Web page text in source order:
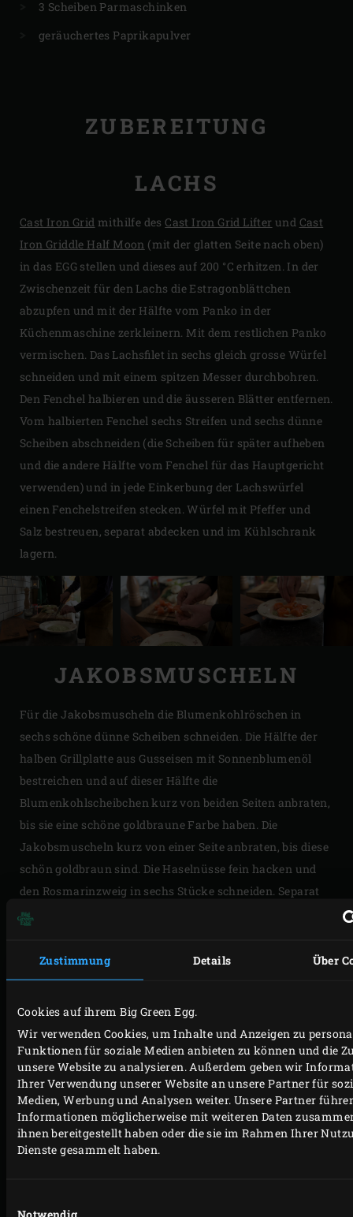
Zustimmung Details Über
Cookies auf ihrem Big Green Egg.
Wir verwenden Cookies, um Inhalte und Anzeigen zu
Funktionen für soziale Medien anbieten zu können und die
unsere Website zu analysieren. Außerdem geben wir
Ihrer Verwendung unserer Website an unsere Partner für
Medien, Werbung und Analysen weiter. Unsere Partner
Informationen möglicherweise mit weiteren Daten
ihnen bereitgestellt haben oder die sie im Rahmen Ihrer
Dienste gesammelt haben.
3 Scheiben Parmaschinken
geräuchertes Paprikapulver
ZUBEREITUNG
LACHS
Cast Iron Grid mithilfe desCast Iron Grid Lifter und Cast
Iron Griddle Half Moon (mit der glatten Seite nach oben)
in das EGG stellen und dieses auf 200 °C erhitzen. In der
Zwischenzeit für den Lachs die Estragonblättchen
abzupfen und mit der Hälfte vom Panko in der
Küchenmaschine zerkleinern. Mit dem restlichen Panko
vermischen. Das Lachsfilet in sechs gleich grosse Würfel
schneiden und mit einem spitzen Messer durchbohren.
Den Fenchel halbieren und die äusseren Blätter entfernen.
Vom halbierten Fenchel sechs Streifen und sechs dünne
Scheiben abschneiden (die Scheiben für später aufheben
und die andere Hälfte vom Fenchel für das Hauptgericht
verwenden) und in jede Einkerbung der Lachswürfel
einen Fenchelstreifen stecken. Würfel mit Pfeffer und
Salz bestreuen, separat abdecken und im Kühlschrank
lagern.
JAKOBSMUSCHELN
Für die Jakobsmuscheln die Blumenkohlröschen in
sechs schöne dünne Scheiben schneiden. Die Hälfte der
halben Grillplatte aus Gusseisen mit Sonnenblumenöl
bestreichen und auf dieser Hälfte die
Blumenkohlscheibchen kurz von beiden Seiten anbraten,
bis sie eine schöne goldbraune Farbe haben. Die
Jakobsmuscheln kurz von einer Seite anbraten, bis diese
schön goldbraun sind. Die Haselnüsse fein hacken und
den Rosmarinzweig in sechs Stücke schneiden. Separat
im Kühlschrank oder, bei Bedarf, abgedeckt bei
SEEZUNGENRÖLLCHEN
Für die Seezungenröllchen die Seezungenfilets kurz von
einer Seite auf der halben Grillplatte aus Gusseisen
anbraten. Die Filets brauchen nicht zu garen. Zum Grillen
des Kalbskarrees nehmen Sie die halbe Grillplatte aus
Gusseisen mit dem Grillhandschuh vom Rost, legen das
kurz in kochendes Wasser tauchen und die Haut